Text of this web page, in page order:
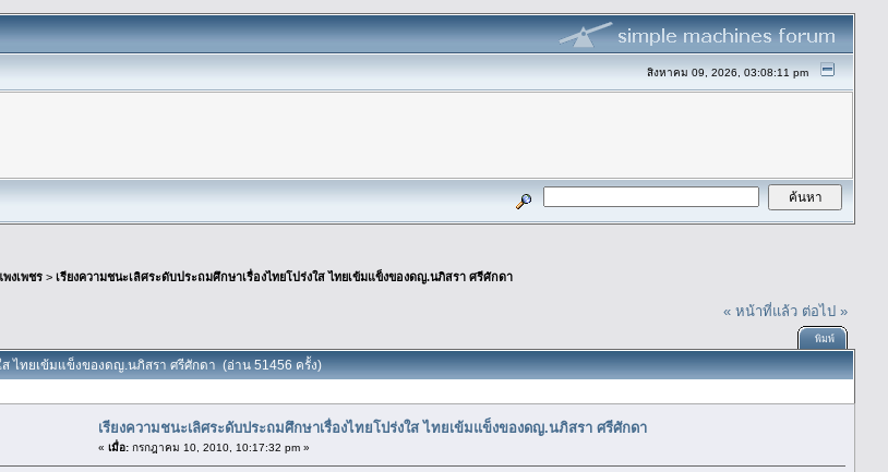
สิงหาคม 09, 2026, 03:08:11 pm
งเพชร > เรียงความชนะเลิศระดับประถมศึกษาเรื่องไทยโปร่งใส ไทยเข้มแข็งของดญ.นภิสรา ศรีศักดา
« หน้าที่แล้ว ต่อไป »
พิมพ์
ส ไทยเข้มแข็งของดญ.นภิสรา ศรีศักดา (อ่าน 51456 ครั้ง)
เรียงความชนะเลิศระดับประถมศึกษาเรื่องไทยโปร่งใส ไทยเข้มแข็งของดญ.นภิสรา ศรีศักดา
« เมื่อ: กรกฎาคม 10, 2010, 10:17:32 pm »